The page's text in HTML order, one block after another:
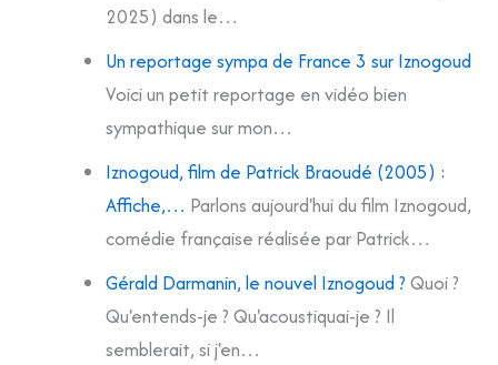
2025) dans le…
Un reportage sympa de France 3 sur Iznogoud
Voici un petit reportage en vidéo bien
sympathique sur mon…
Iznogoud, film de Patrick Braoudé (2005) :
Affiche,… Parlons aujourd'hui du film Iznogoud,
comédie française réalisée par Patrick…
Gérald Darmanin, le nouvel Iznogoud ? Quoi ?
Qu'entends-je ? Qu'acoustiquai-je ? Il
semblerait, si j'en…